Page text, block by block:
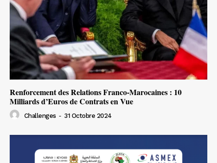
Renforcement des Relations Franco-Marocaines : 10
Milliards d’Euros de Contrats en Vue
Challenges - 31 Octobre 2024